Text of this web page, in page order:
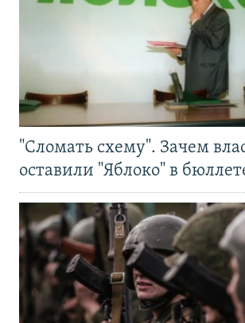
"Сломать схему". Зачем
оставили "Яблоко" в